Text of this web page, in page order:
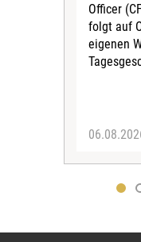
Officer
folgt auf
eigenen